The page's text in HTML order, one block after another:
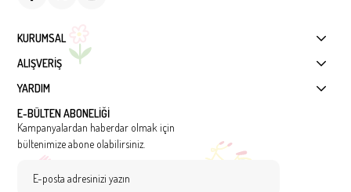
KURUMSAL
ALIŞVERİŞ
YARDIM
E-BÜLTEN ABONELİĞİ
Kampanyalardan haberdar olmak için
bültenimize abone olabilirsiniz.